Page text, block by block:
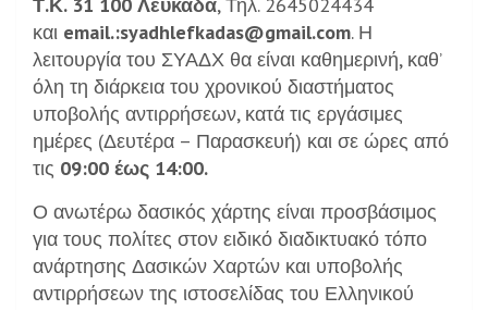
Τ.Κ. 31 100 Λευκάδα, Τηλ. 2645024434
και email.:syadhlefkadas@gmail.com. Η
λειτουργία του ΣΥΑΔΧ θα είναι καθημερινή, καθ’
όλη τη διάρκεια του χρονικού διαστήματος
υποβολής αντιρρήσεων, κατά τις εργάσιμες
ημέρες (Δευτέρα – Παρασκευή) και σε ώρες από
τις 09:00 έως 14:00.
Ο ανωτέρω δασικός χάρτης είναι προσβάσιμος
για τους πολίτες στον ειδικό διαδικτυακό τόπο
ανάρτησης Δασικών Χαρτών και υποβολής
αντιρρήσεων της ιστοσελίδας του Ελληνικού